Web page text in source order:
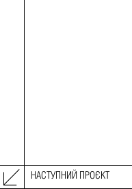
НАСТУПНИЙ ПРОЄКТ